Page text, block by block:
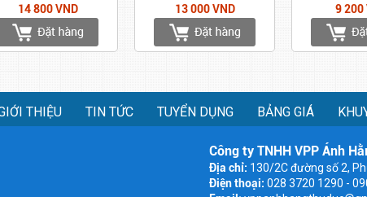
14 800 VND 13 000 VND 9 200
THIỆU TIN TỨC TUYỂN DỤNG BẢNG GIÁ
Công ty TNHH VPP Ánh
Địa chỉ: 130/2C đường số 2,
Điện thoại: 028 3720 1290 -